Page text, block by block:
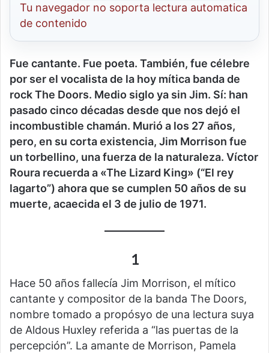
Tu navegador no soporta lectura automatica
de contenido
Fue cantante. Fue poeta. También, fue célebre
por ser el vocalista de la hoy mítica banda de
rock The Doors. Medio siglo ya sin Jim. Sí: han
pasado cinco décadas desde que nos dejó el
incombustible chamán. Murió a los 27 años,
pero, en su corta existencia, Jim Morrison fue
un torbellino, una fuerza de la naturaleza. Víctor
Roura recuerda a «The Lizard King» (“El rey
lagarto”) ahora que se cumplen 50 años de su
muerte, acaecida el 3 de julio de 1971.
1
Hace 50 años fallecía Jim Morrison, el mítico
cantante y compositor de la banda The Doors,
nombre tomado a propósyo de una lectura suya
de Aldous Huxley referida a “las puertas de la
percepción”. La amante de Morrison, Pamela